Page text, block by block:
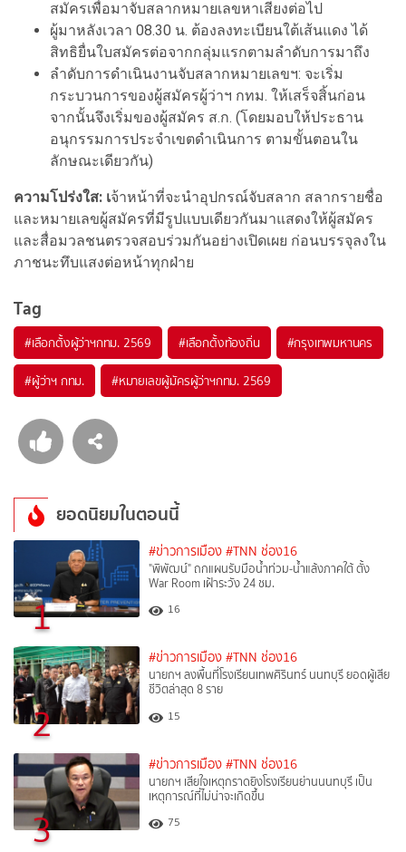
สมัครเพื่อมาจับสลากหมายเลขหาเสียงต่อไป
ผู้มาหลังเวลา 08.30 น. ต้องลงทะเบียนใต้เส้นแดง ได้
สิทธิยื่นใบสมัครต่อจากกลุ่มแรกตามลำดับการมาถึง
ลำดับการดำเนินงานจับสลากหมายเลขฯ: จะเริ่ม
กระบวนการของผู้สมัครผู้ว่าฯ กทม. ให้เสร็จสิ้นก่อน
จากนั้นจึงเริ่มของผู้สมัคร ส.ก. (โดยมอบให้ประธาน
อนุกรรมการประจำเขตดำเนินการ ตามขั้นตอนใน
ลักษณะเดียวกัน)
ความโปร่งใส: เจ้าหน้าที่จะนำอุปกรณ์จับสลาก สลากรายชื่อ
และหมายเลขผู้สมัครที่มีรูปแบบเดียวกันมาแสดงให้ผู้สมัคร
และสื่อมวลชนตรวจสอบร่วมกันอย่างเปิดเผย ก่อนบรรจุลงใน
ภาชนะทึบแสงต่อหน้าทุกฝ่าย
Tag
#เลือกตั้งผู้ว่าฯกทม. 2569 #เลือกตั้งท้องถิ่น #กรุงเทพมหานคร
#ผู้ว่าฯ กทม. #หมายเลขผู้มัครผู้ว่าฯกทม. 2569
ยอดนิยมในตอนนี้
1
#ข่าวการเมือง #TNN ช่อง16
"พิพัฒน์" ถกแผนรับมือน้ำท่วม-น้ำแล้งภาคใต้ ตั้ง
War Room เฝ้าระวัง 24 ชม.
16
2
#ข่าวการเมือง #TNN ช่อง16
นายกฯ ลงพื้นที่โรงเรียนเทพศิรินทร์ นนทบุรี ยอดผู้เสีย
ชีวิตล่าสุด 8 ราย
15
3
#ข่าวการเมือง #TNN ช่อง16
นายกฯ เสียใจเหตุกราดยิงโรงเรียนย่านนนทบุรี เป็น
เหตุการณ์ที่ไม่น่าจะเกิดขึ้น
75